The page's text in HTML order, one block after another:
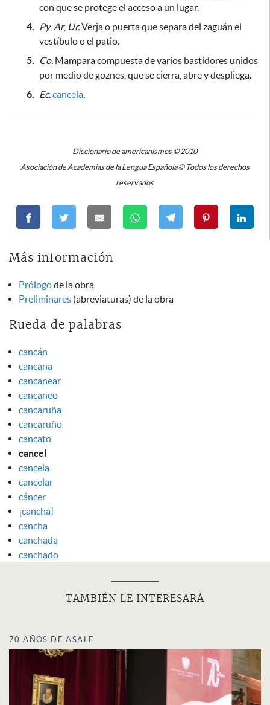
con que se protege el acceso a un lugar.
4.
Py, Ar, Ur.Verja o puerta que separa del zaguán el
vestíbulo o el patio.
5.
Co. Mampara compuesta de varios bastidores unidos
por medio de goznes, que se cierra, abre y despliega.
6. Ec.cancela.
Diccionario de americanismos © 2010
Asociación de Academias de la Lengua Española © Todos los derechos
reservados
Más información
Prólogode la obra
Preliminares (abreviaturas) de la obra
Rueda de palabras
cancán
cancana
cancanear
cancaneo
cancaruña
cancaruño
cancato
cancel
cancela
cancelar
cáncer
¡cancha!
cancha
canchada
canchado
TAMBIÉN LE INTERESARÁ
70 AÑOS DE ASALE